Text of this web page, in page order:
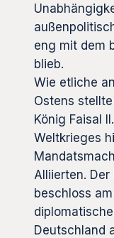
eng mit dem
blieb.
Wie etliche
Ostens
König Faisal
Weltkrieges
Alliierten.
beschloss
Deutschland